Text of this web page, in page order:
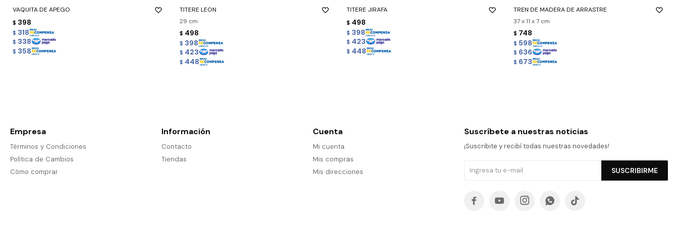
VAQUITA DE APEGO
$ 398
$ 318
$ 338
$ 358
TITERE LEON
29 cm
$ 498
$ 398
$ 423
$ 448
TITERE JIRAFA
$ 498
$ 398
$ 423
$ 448
TREN DE MADERA DE ARRASTRE
37 x 11 x 7 cm
$ 748
$ 598
$ 636
$ 673
Empresa
Términos y Condiciones
Política de Cambios
Cómo comprar
Información
Contacto
Tiendas
Cuenta
Mi cuenta
Mis compras
Mis direcciones
Suscríbete a nuestras noticias
¡Suscribite y recibí todas nuestras novedades!
SUSCRIBIRME
    